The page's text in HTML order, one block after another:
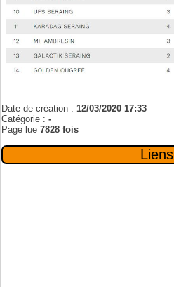
Date de création : 12/03/2020 17:33
Catégorie :-
Page lue7828 fois
Liens